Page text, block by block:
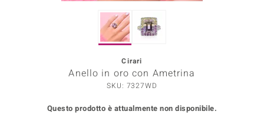
SELECTION
Cirari
Anello in oro con Ametrina
SKU: 7327WD
Questo prodotto è attualmente non disponibile.